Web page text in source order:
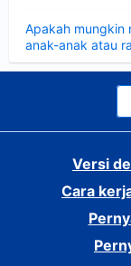
Apakah mungkin
anak-anak atau
Versi
Cara